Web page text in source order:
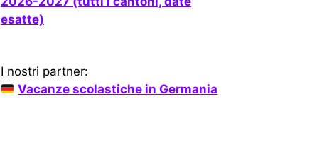
esatte)
I nostri partner:
Vacanze scolastiche in Germania